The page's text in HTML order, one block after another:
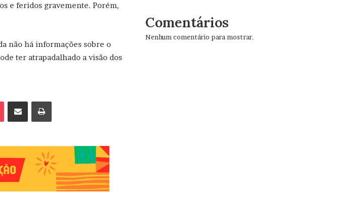
e feridos gravemente. Porém,
não há informações sobre o
ter atrapadalhado a visão dos
Comentários
Nenhum comentário para mostrar.